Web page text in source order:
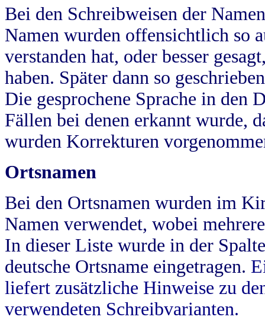
Bei den Schreibweisen der
Namen wurden offensichtlich so
verstanden hat, oder besser
haben. Später dann so
Die gesprochene Sprache in
Fällen bei denen erkannt wurde,
wurden Korrekturen
Ortsnamen
Bei den Ortsnamen wurden im
Namen verwendet, wobei
In dieser Liste wurde in der
deutsche Ortsname eingetragen.
liefert zusätzliche Hinweise zu
verwendeten Schreibvarianten.